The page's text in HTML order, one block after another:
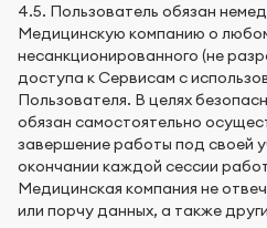
4.5. Пользователь обязан
Медицинскую компанию о
несанкционированного (не
доступа к Сервисам с
Пользователя. В целях
обязан самостоятельно
завершение работы под своей
окончании каждой сессии
Медицинская компания не
или порчу данных, а также